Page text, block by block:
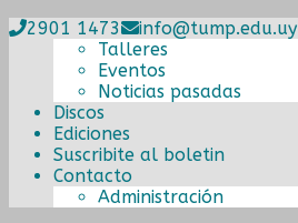
2901 1473 info@tump.edu.uy
Talleres
Eventos
Noticias pasadas
Discos
Ediciones
Suscribite al boletin
Contacto
Administración